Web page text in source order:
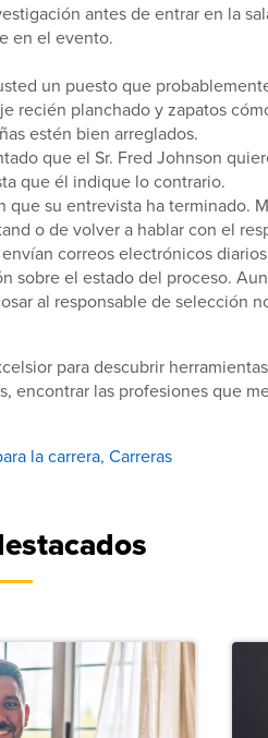
antes de entrar en la
en el evento.
un puesto que
recién planchado y zapatos
estén bien arreglados.
que el Sr. Fred Johnson
que él indique lo contrario.
que su entrevista ha terminado.
o de volver a hablar con el
correos electrónicos
sobre el estado del proceso.
al responsable de selección
para descubrir
encontrar las profesiones que
la carrera, Carreras